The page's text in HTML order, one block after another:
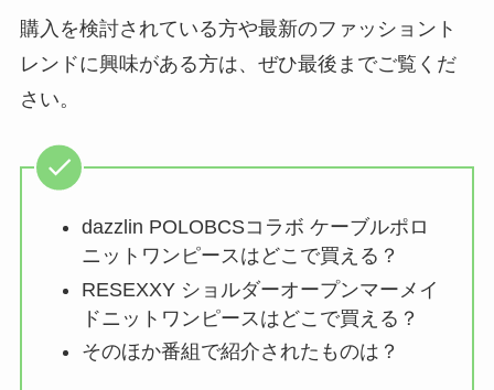
購入を検討されている方や最新のファッショント
レンドに興味がある方は、ぜひ最後までご覧くだ
さい。
dazzlin POLOBCSコラボ ケーブルポロ
ニットワンピースはどこで買える？
RESEXXY ショルダーオープンマーメイ
ドニットワンピースはどこで買える？
そのほか番組で紹介されたものは？